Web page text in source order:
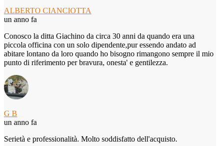
ALBERTO CIANCIOTTA
un anno fa
Conosco la ditta Giachino da circa 30 anni da quando era una
piccola officina con un solo dipendente,pur essendo andato ad
abitare lontano da loro quando ho bisogno rimangono sempre il mio
punto di riferimento per bravura, onesta' e gentilezza.
G B
un anno fa
Serietà e professionalità. Molto soddisfatto dell'acquisto.